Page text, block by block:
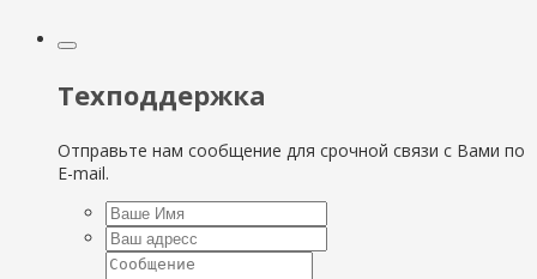
Техподдержка
Отправьте нам сообщение для срочной связи с Вами по
E-mail.